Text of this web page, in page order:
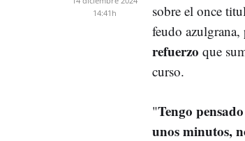
14:41h
sobre el once
feudo azulgrana,
refuerzo que
curso.
"Tengo
unos minutos,